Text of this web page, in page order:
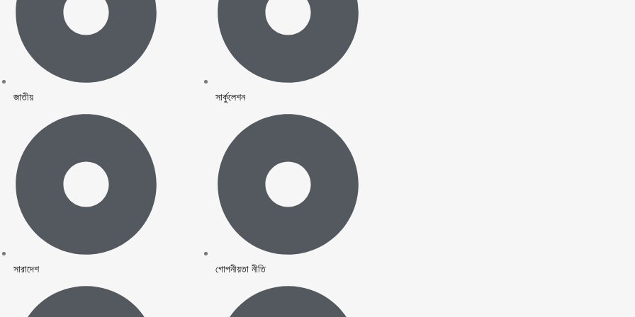
যাত্রীসেবা উন্নয়ন, নিরাপত্তা জোরদার ও অবকাঠামো রক্ষণাবেক্ষণে নির্দেশনা প্রদান
আইজিপি
গ্রেফতার :
যুব ও ক্রীড়া প্রতিমন্ত্রীর ঘোষণা
পদক্ষেপ নেয়া হচ্ছে- স্বরাষ্ট্রমন্ত্রী
হয়নি- স্বরাষ্ট্রমন্ত্রী
বিচার নিশ্চিত করা হবে: স্থানীয় সরকার মন্ত্রী
জন গ্রেফতার
সঙ্গে বাংলাদেশে নিযুক্ত ইতালির রাষ্ট্রদূত এর সৌজন্য সাক্ষাৎ
বাংলাদেশের প্রধানমন্ত্রী মহামান্য তারেক রহমানের মালয়েশিয়া সফর উপলক্ষে
জাতীয়
সারাদেশ
সার্কুলেশন
গোপনীয়তা নীতি